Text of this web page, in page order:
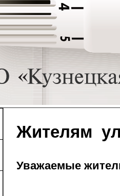
Жителям
Уважаемые